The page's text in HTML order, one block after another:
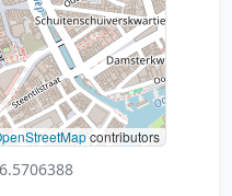
contributors